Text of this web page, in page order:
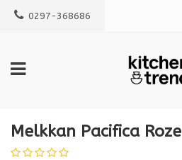
0297-368686
Melkkan Pacifica Roze